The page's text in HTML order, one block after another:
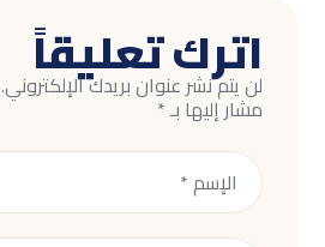
اترك تعليقاً
لن يتم نشر عنوان بريدك الإلكتروني.
مشار إليها بـ*